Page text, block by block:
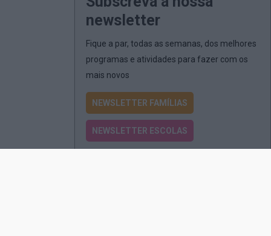
newsletter
Fique a par, todas as semanas, dos melhores
programas e atividades para fazer com os
mais novos
NEWSLETTER FAMÍLIAS
NEWSLETTER ESCOLAS